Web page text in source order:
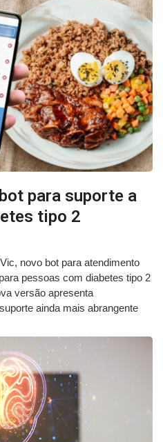
para suporte a
tipo 2
novo bot para atendimento
pessoas com diabetes tipo 2
versão apresenta
ainda mais abrangente